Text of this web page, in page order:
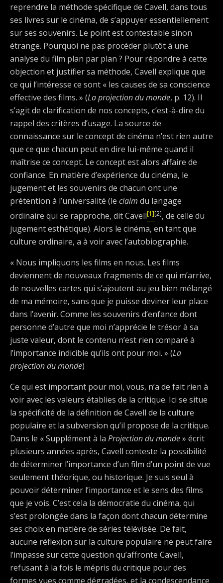
reprendre la méthode spécifique de Cavell, dans tous
ses livres sur le cinéma, de s’appuyer essentiellement
sur ses souvenirs. Le point est contestable sinon
étrange. Pourquoi ne pas procéder plutôt à une
analyse du film plan par plan ? Pour répondre à cette
objection et justifier sa méthode, Cavell explique que
ce qui l’intéresse ce sont « les causes de sa conscience
effective des films. » (La projection du monde, p. 12). Il
s’agit de clarification de nos concepts, c’est-à-dire du
rappel des critères d’usage. La source de
connaissance sur le concept de cinéma n’est rien autre
que ce que chacun peut en dire lui-même quand il
maîtrise ce concept. Le concept est alors affaire de
confiance. En matière d’expérience du cinéma, le
jugement et les souvenirs de chacun ont une
prétention à l’universalité (le claim du langage
ordinaire qui se rapproche, dit Cavell[1][2], de celle du
jugement esthétique). Alors le cinéma, en tant que
culture ordinaire, a à voir avec l’autobiographie.
« Nous impliquons les films en nous. Les films
deviennent de nouveaux fragments de ce qui m’arrive,
de nouvelles cartes qui s’ajoutent au jeu bien mélangé
de ma mémoire, sans que je puisse deviner leur place
dans l’avenir. Comme les souvenirs d’enfance dont
personne d’autre que moi n’apprécie le trésor à sa
juste valeur, dont le contenu n’est rien comparé à
l’importance indicible qu’ils ont pour moi. » (La
projection du monde)
Ce qui est important pour moi, vous, n’a de fait rien à
voir avec les valeurs établies de la critique. Ici se situe
la spécificité de la définition de Cavell de la culture
populaire et la subversion qu’il propose de la critique.
Dans le « Supplément à la Projection du monde» écrit
plusieurs années après, Cavell conteste la possibilité
de déterminer l’importance d’un film d’un point de vue
seulement théorique, ou historique. Je suis seul à
pouvoir déterminer l’importance et le sens des films
que je vois. C’est cela la démocratie du cinéma, qui
s’est prolongée dans la façon dont chacun détermine
ses choix en matière de séries télévisée. De fait,
aucune réflexion sur la culture populaire ne peut faire
l’impasse sur cette question qu’affronte Cavell,
refusant à la fois le mépris du critique pour des
formes vues comme dégradées, et la condescendance